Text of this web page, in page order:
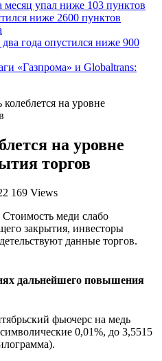
упал ниже 103 пунктов
ниже 2600 пунктов
года опустился ниже 900
«Газпрома» и Globaltrans:
на уровне
на уровне
торгов
169 Views
Стоимость меди слабо
закрытия, инвесторы
данные торгов.
дальнейшего повышения
фьючерс на медь
0,01%, до 3,5515